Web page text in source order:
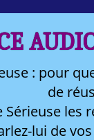
: pour
de
Sérieuse
lui de